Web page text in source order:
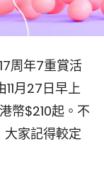
周年7重賞活
月27日早上
幣$210起。不
家記得較定